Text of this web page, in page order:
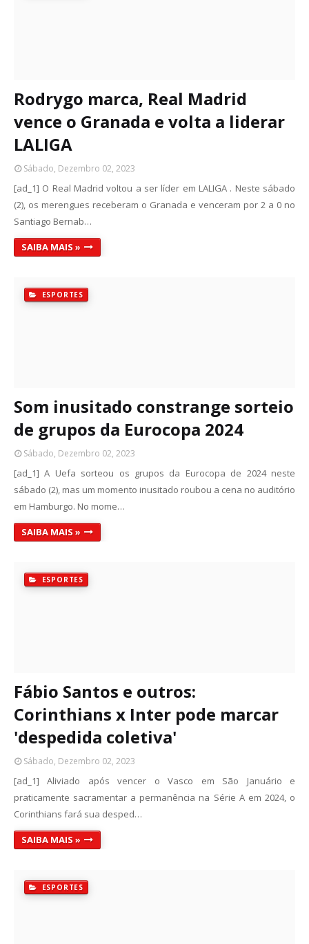
Rodrygo marca, Real Madrid
vence o Granada e volta a liderar
LALIGA
Sábado, Dezembro 02, 2023
[ad_1] O Real Madrid voltou a ser líder em LALIGA . Neste sábado
(2), os merengues receberam o Granada e venceram por 2 a 0 no
Santiago Bernab…
SAIBA MAIS »
ESPORTES
Som inusitado constrange sorteio
de grupos da Eurocopa 2024
Sábado, Dezembro 02, 2023
[ad_1] A Uefa sorteou os grupos da Eurocopa de 2024 neste
sábado (2), mas um momento inusitado roubou a cena no auditório
em Hamburgo. No mome…
SAIBA MAIS »
ESPORTES
Fábio Santos e outros:
Corinthians x Inter pode marcar
'despedida coletiva'
Sábado, Dezembro 02, 2023
[ad_1] Aliviado após vencer o Vasco em São Januário e
praticamente sacramentar a permanência na Série A em 2024, o
Corinthians fará sua desped…
SAIBA MAIS »
ESPORTES